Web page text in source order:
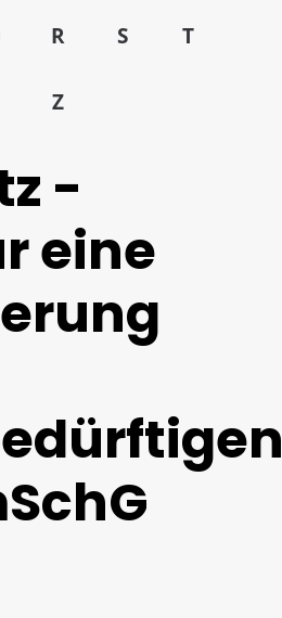
R S T
Z
-
eine